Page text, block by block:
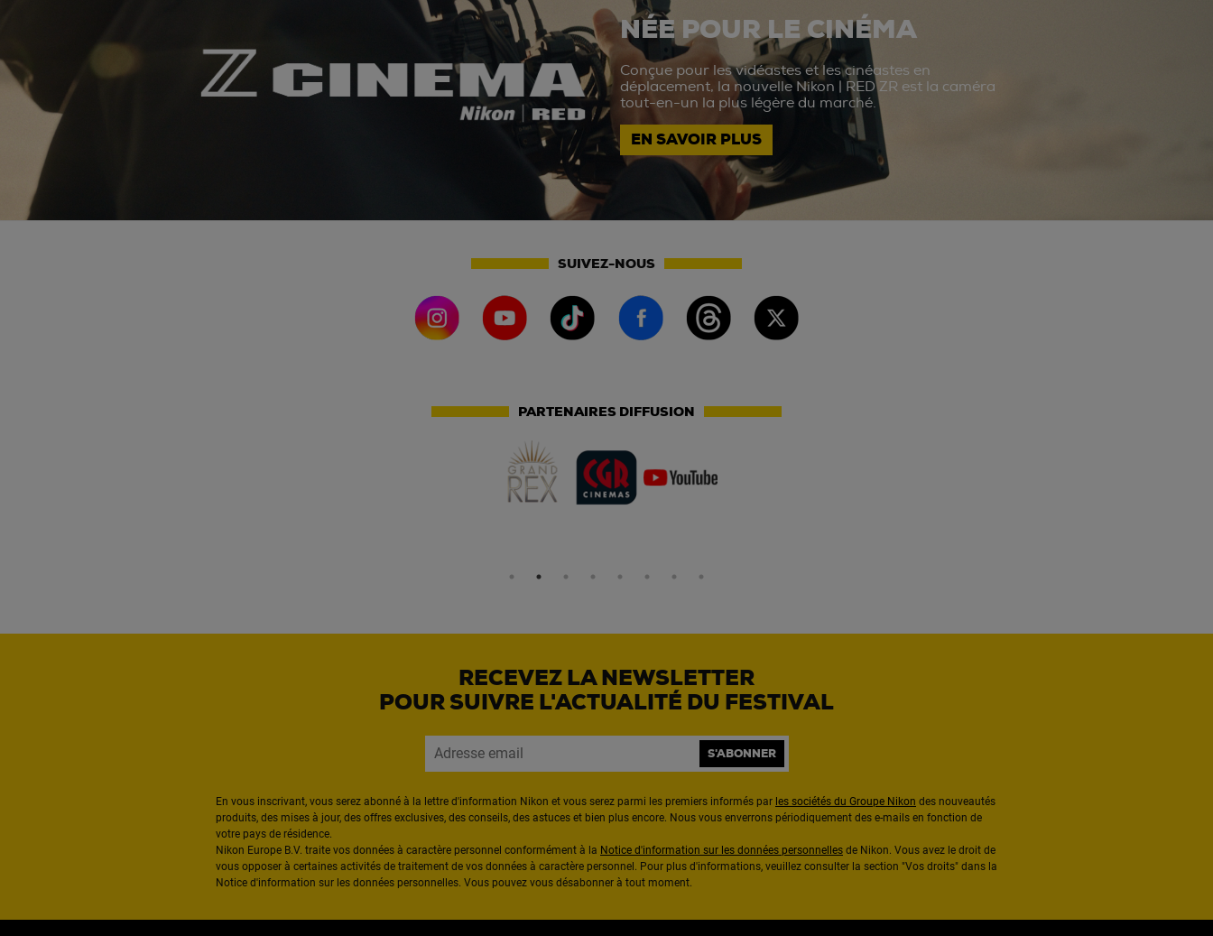
NÉE POUR LE CINÉMA
Conçue pour les vidéastes et les cinéastes en
déplacement, la nouvelle Nikon | RED ZR est la caméra
tout-en-un la plus légère du marché.
EN SAVOIR PLUS
SUIVEZ-NOUS
PARTENAIRES DIFFUSION
RECEVEZ LA NEWSLETTER
POUR SUIVRE L'ACTUALITÉ DU FESTIVAL
S'ABONNER
En vous inscrivant, vous serez abonné à la lettre d'information Nikon et vous serez parmi les premiers informés par les sociétés du Groupe Nikon des nouveautés
produits, des mises à jour, des offres exclusives, des conseils, des astuces et bien plus encore. Nous vous enverrons périodiquement des e-mails en fonction de
votre pays de résidence.
Nikon Europe B.V. traite vos données à caractère personnel conformément à la Notice d'information sur les données personnelles de Nikon. Vous avez le droit de
vous opposer à certaines activités de traitement de vos données à caractère personnel. Pour plus d'informations, veuillez consulter la section "Vos droits" dans la
Notice d'information sur les données personnelles. Vous pouvez vous désabonner à tout moment.